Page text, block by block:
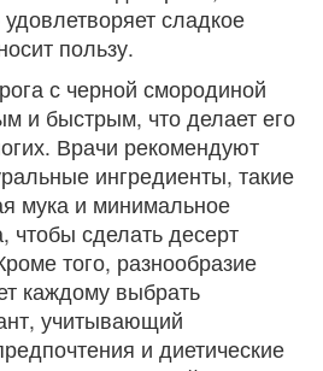
сладкое
пользу.
с черной смородиной
и быстрым, что делает его
Врачи рекомендуют
ингредиенты, такие
мука и минимальное
чтобы сделать десерт
того, разнообразие
каждому выбрать
учитывающий
и диетические